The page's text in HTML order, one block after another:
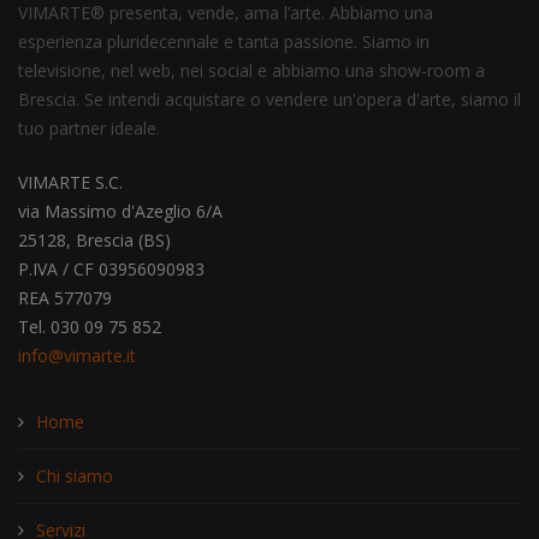
VIMARTE® presenta, vende, ama l’arte. Abbiamo una
esperienza pluridecennale e tanta passione. Siamo in
televisione, nel web, nei social e abbiamo una show-room a
Brescia. Se intendi acquistare o vendere un'opera d'arte, siamo il
tuo partner ideale.
VIMARTE S.C.
via Massimo d'Azeglio 6/A
25128, Brescia (BS)
P.IVA / CF 03956090983
REA 577079
Tel. 030 09 75 852
info@vimarte.it
Home
Chi siamo
Servizi